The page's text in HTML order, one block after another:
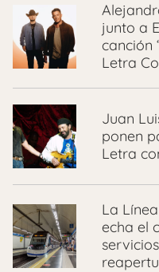
junto a
canción
Letra
Juan
ponen
Letra
La
echa el